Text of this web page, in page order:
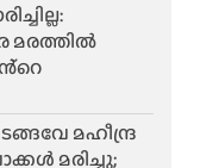
മഹീന്ദ്ര
മരിച്ചു;